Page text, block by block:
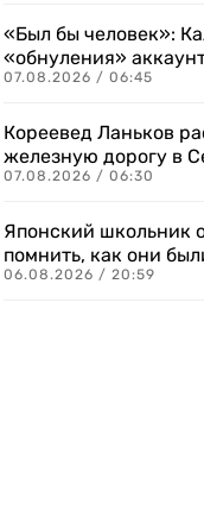
«Был бы человек»:
«обнуления»
07.08.2026 / 06:45
Кореевед Ланьков
железную дорогу в
07.08.2026 / 06:30
Японский школьник
помнить, как они
06.08.2026 / 20:59